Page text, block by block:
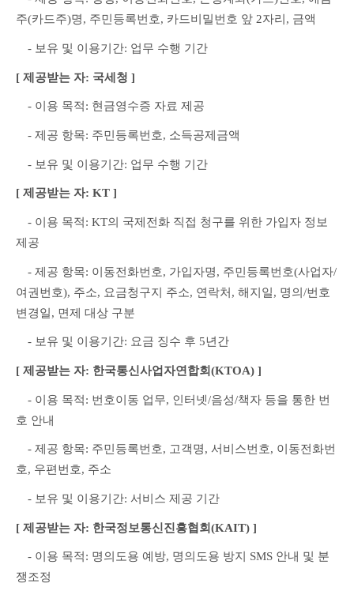
주(카드주)명, 주민등록번호, 카드비밀번호 앞 2자리, 금액
- 보유 및 이용기간: 업무 수행 기간
[ 제공받는 자: 국세청 ]
- 이용 목적: 현금영수증 자료 제공
- 제공 항목: 주민등록번호, 소득공제금액
- 보유 및 이용기간: 업무 수행 기간
[ 제공받는 자: KT ]
- 이용 목적: KT의 국제전화 직접 청구를 위한 가입자 정보
제공
- 제공 항목: 이동전화번호, 가입자명, 주민등록번호(사업자/
여권번호), 주소, 요금청구지 주소, 연락처, 해지일, 명의/번호
변경일, 면제 대상 구분
- 보유 및 이용기간: 요금 징수 후 5년간
[ 제공받는 자: 한국통신사업자연합회(KTOA) ]
- 이용 목적: 번호이동 업무, 인터넷/음성/책자 등을 통한 번
호 안내
- 제공 항목: 주민등록번호, 고객명, 서비스번호, 이동전화번
호, 우편번호, 주소
- 보유 및 이용기간: 서비스 제공 기간
[ 제공받는 자: 한국정보통신진흥협회(KAIT) ]
- 이용 목적: 명의도용 예방, 명의도용 방지 SMS 안내 및 분
쟁조정